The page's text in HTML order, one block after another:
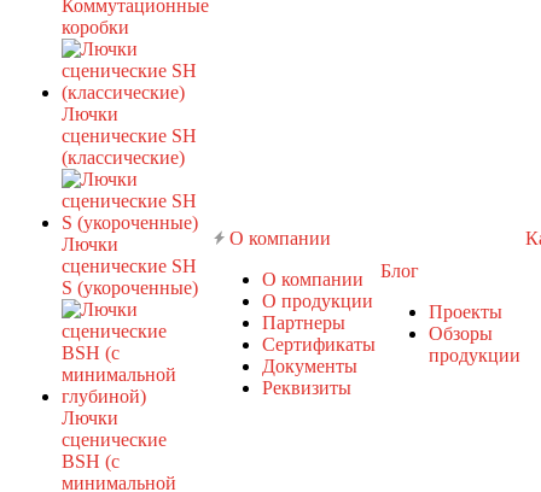
Коммутационные
коробки
Лючки
сценические SH
(классические)
Лючки
сценические SH
S (укороченные)
Лючки
сценические
BSH (с
минимальной
О компании
О компании
О продукции
Партнеры
Сертификаты
Документы
Реквизиты
Блог
Проекты
Обзоры
продукции